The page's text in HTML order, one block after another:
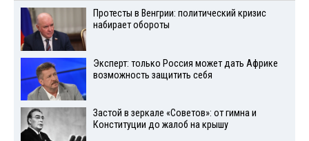
Протесты в Венгрии: политический кризис
набирает обороты
Эксперт: только Россия может дать Африке
возможность защитить себя
Застой в зеркале «Советов»: от гимна и
Конституции до жалоб на крышу